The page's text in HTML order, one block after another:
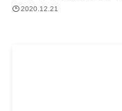
2020.12.21